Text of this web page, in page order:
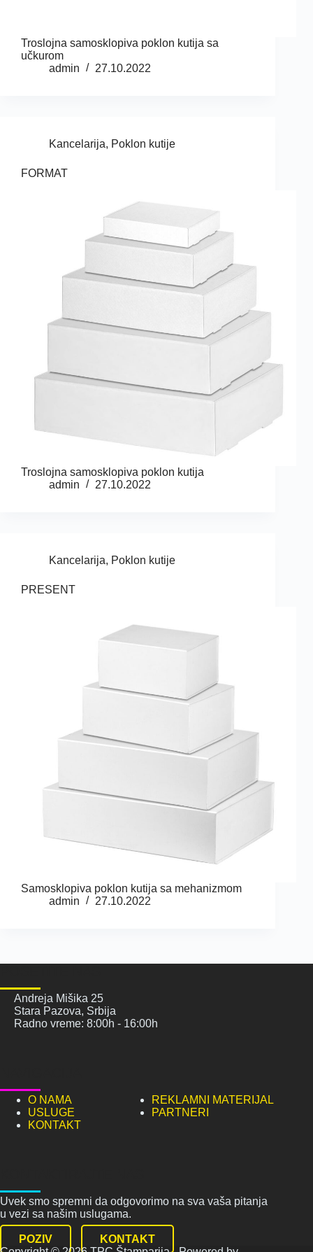
Troslojna samosklopiva poklon kutija sa
učkurom
admin
27.10.2022
Kancelarija, Poklon kutije
FORMAT
Troslojna samosklopiva poklon kutija
admin
27.10.2022
Kancelarija, Poklon kutije
PRESENT
Samosklopiva poklon kutija sa mehanizmom
admin
27.10.2022
Andreja Mišika 25
Stara Pazova, Srbija
Radno vreme: 8:00h - 16:00h
O NAMA
REKLAMNI MATERIJAL
USLUGE
PARTNERI
KONTAKT
Uvek smo spremni da odgovorimo na sva vaša pitanja
u vezi sa našim uslugama.
POZIV
KONTAKT